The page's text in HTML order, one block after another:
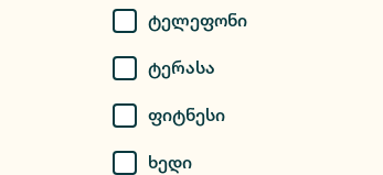
Ტელეფონი
Ტერასა
Ფიტნესი
Ხედი